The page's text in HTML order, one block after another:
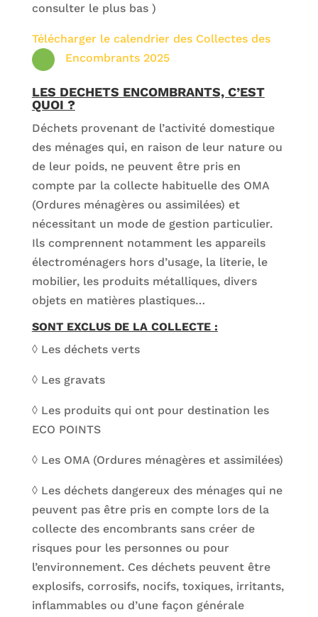
consulter le plus bas )
Télécharger le calendrier des Collectes des
Encombrants 2025
LES DECHETS ENCOMBRANTS, C’EST
QUOI ?
Déchets provenant de l’activité domestique
des ménages qui, en raison de leur nature ou
de leur poids, ne peuvent être pris en
compte par la collecte habituelle des OMA
(Ordures ménagères ou assimilées) et
nécessitant un mode de gestion particulier.
Ils comprennent notamment les appareils
électroménagers hors d’usage, la literie, le
mobilier, les produits métalliques, divers
objets en matières plastiques…
SONT EXCLUS DE LA COLLECTE :
◊ Les déchets verts
◊ Les gravats
◊ Les produits qui ont pour destination les
ECO POINTS
◊ Les OMA (Ordures ménagères et assimilées)
◊ Les déchets dangereux des ménages qui ne
peuvent pas être pris en compte lors de la
collecte des encombrants sans créer de
risques pour les personnes ou pour
l’environnement. Ces déchets peuvent être
explosifs, corrosifs, nocifs, toxiques, irritants,
inflammables ou d’une façon générale